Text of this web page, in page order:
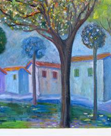
ottobre.
Florence, Firenze,
Bipop Carire,
29 giugno.
Culturali riservate
Commerciale Ariosto,